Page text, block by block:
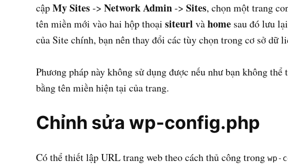
cậpMy Sites-> Network Admin-> Sites, chọn một trang
tên miền mới vào hai hộp thoại siteurl vàhome sau đó lưu
của Site chính, bạn nên thay đổi các tùy chọn trong cơ sở dữ
Phương pháp này không sử dụng được nếu như bạn không
bằng tên miền hiện tại của trang.
Chỉnh sửa wp-config.php
Có thể thiết lập URL trang web theo cách thủ công trong wp-